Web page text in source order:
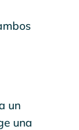
un
una